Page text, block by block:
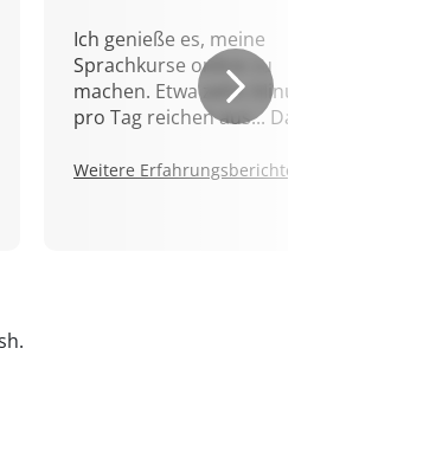
Ich genieße es, meine
Sprachkurse online zu
machen. Etwa zehn Minuten
pro Tag reichen aus... Danke!
Weitere Erfahrungsberichte.